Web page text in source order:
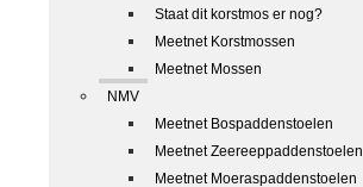
Staat dit korstmos er nog?
Meetnet Korstmossen
Meetnet Mossen
NMV
Meetnet Bospaddenstoelen
Meetnet Zeereeppaddenstoelen
Meetnet Moeraspaddenstoelen